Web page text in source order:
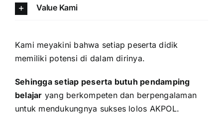
Value Kami
Kami meyakini bahwa setiap peserta didik
memiliki potensi di dalam dirinya.
Sehingga setiap peserta butuh pendamping
belajar yang berkompeten dan berpengalaman
untuk mendukungnya sukses lolos AKPOL.